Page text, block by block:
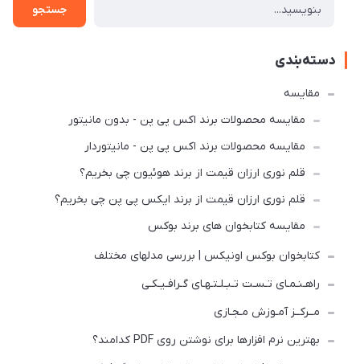
جستجو
دسته‌بندی
مقایسه
مقایسه محصولات برند اکس پی پن - بدون مانیتور
مقایسه محصولات برند اکس پی پن - مانیتوردار
قلم نوری ارزان قیمت از برند هوئیون چی بخریم؟
قلم نوری ارزان قیمت از برند ایکس پی پن چی بخریم؟
مقایسه کتابخوان های برند بوکس
کتابخوان بوکس اونیکس | بررسی مدلهای مختلف
راهـنـمـای تـسـت تـبـلـتـهـای گـرافـیـکـی
مــرکــز آمـوزش مـجـازی
بهترین نرم افزارها برای نوشتن روی PDF کدامند؟